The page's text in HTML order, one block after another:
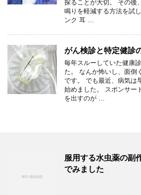
探ることが大切。 その後
鳴りを軽減する方法を試
ンク 耳 …
がん検診と特定健診
毎年スルーしていた健康
た。 なんか怖いし、面倒
です。 でも最近、病気は
始めました。 スポンサー
を出すのが …
服用する水虫薬の副
でみました